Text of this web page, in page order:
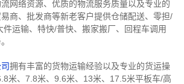
网络资源、优质的物流服务质量以及专业的
商、批发商等新老客户提供仓储配送、零担/
件运输、特快/普快、搬家搬厂、回程车调用
拥有丰富的货物运输经验以及专业的货运操
米、7.8米、9.6米、13米、17.5米平板车/高